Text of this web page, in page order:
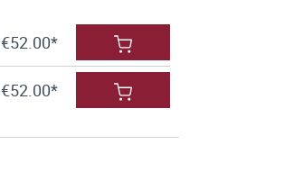
€52.00*
€52.00*